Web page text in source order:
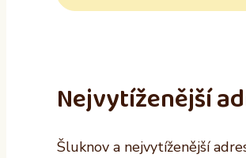
Nejvytíženější
Šluknov a nejvytíženější